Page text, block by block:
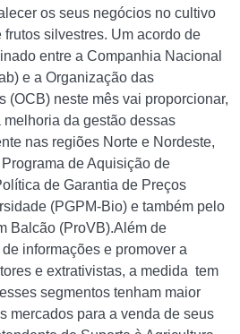
os seus negócios no cultivo
silvestres. Um acordo de
entre a Companhia Nacional
e a Organização das
(OCB) neste mês vai proporcionar,
da gestão dessas
nas regiões Norte e Nordeste,
de Aquisição de
de Garantia de Preços
(PGPM-Bio) e também pelo
Balcão (ProVB).Além de
informações e promover a
e extrativistas, a medida tem
segmentos tenham maior
mercados para a venda de seus